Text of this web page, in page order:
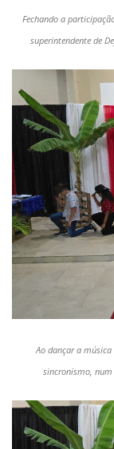
Fechando a
superintendente de
Ao dançar a música
sincronismo, num